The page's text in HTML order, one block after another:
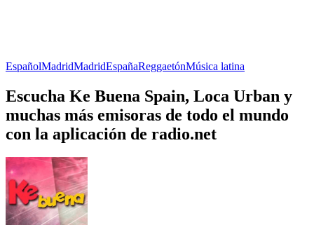
EspañolMadridMadridEspañaReggaetónMúsica latina
Escucha Ke Buena Spain, Loca Urban y
muchas más emisoras de todo el mundo
con la aplicación de radio.net